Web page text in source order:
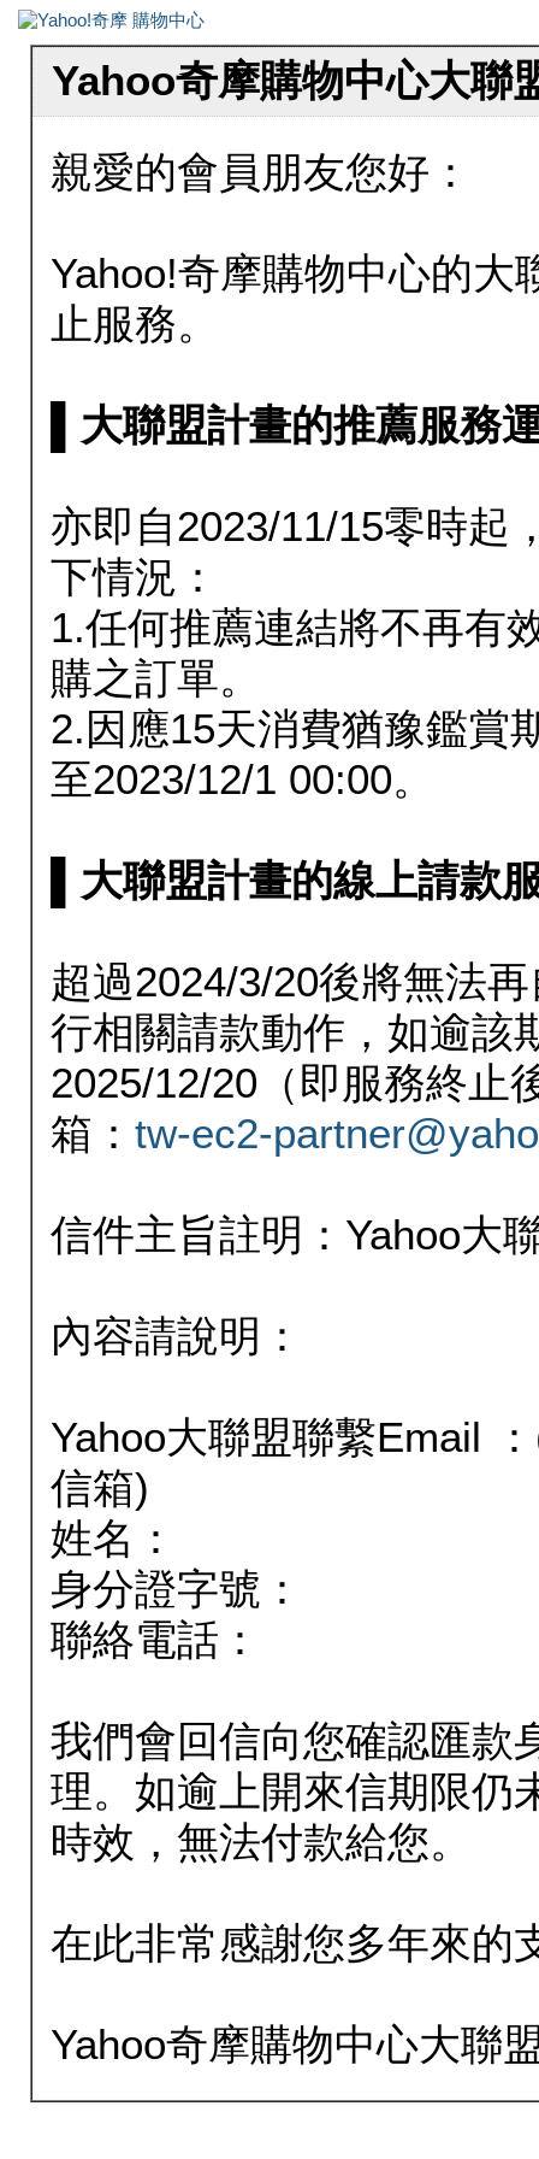
Yahoo奇摩購物中心大聯
親愛的會員朋友您好：
Yahoo!奇摩購物中心的大
止服務。
▌大聯盟計畫的推薦服務
亦即自2023/11/15零時起
下情況：
1.任何推薦連結將不再有
購之訂單。
2.因應15天消費猶豫鑑賞
至2023/12/1 00:00。
▌大聯盟計畫的線上請款
超過2024/3/20後將無法
行相關請款動作，如逾該
2025/12/20（即服務終止
箱： tw-ec2-
信件主旨註明：Yahoo大
內容請說明：
Yahoo大聯盟聯繫Email
信箱)
姓名：
身分證字號：
聯絡電話：
我們會回信向您確認匯款
理。如逾上開來信期限仍
時效，無法付款給您。
在此非常感謝您多年來的
Yahoo奇摩購物中心大